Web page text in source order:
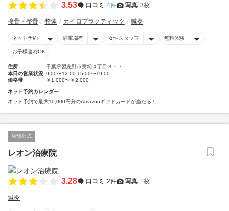
3.53 口コミ 4件 写真 3枚
接骨・整骨 整体 カイロプラクティック 鍼灸
ネット予約 駐車場有 女性スタッフ 無料体験
お子様連れOK
住所
千葉県習志野市実籾４丁目３－７
本日の営業状況 9:00〜12:00 15:00〜19:00
価格帯
￥1,000〜￥2,000
ネット予約カレンダー
ネット予約で最大10,000円分のAmazonギフトカードが当たる！
店舗公式
レオン治療院
3.28 口コミ 2件 写真 1枚
鍼灸